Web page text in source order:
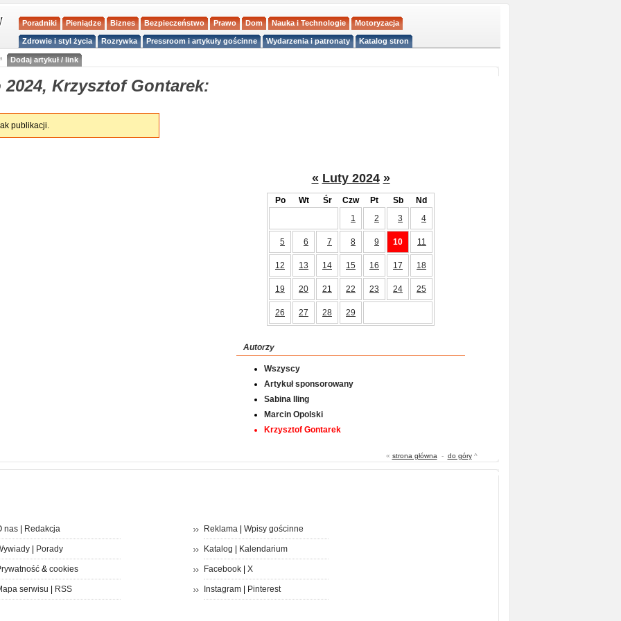
Poradniki Pieniądze Biznes Bezpieczeństwo Prawo Dom Nauka i Technologie Motoryzacja
Zdrowie i styl życia Rozrywka Pressroom i artykuły gościnne Wydarzenia i patronaty Katalog stron
Dodaj artykuł / link
Krzysztof Gontarek:
publikacji.
« Luty 2024 »
Po Wt Śr Czw Pt Sb
Nd
1
2 3 4
5 6 7 8 9 10 11
12 13 14 15 16 17 18
19 20 21 22 23 24 25
26 27 28 29
Autorzy
Wszyscy
Artykuł sponsorowany
Sabina Iling
Marcin Opolski
Krzysztof Gontarek
« strona główna - do góry^
nas| Redakcja
| Porady
& cookies
serwisu RSS
Reklama| Wpisy gościnne
Katalog Kalendarium
Facebook| X
Instagram| Pinterest